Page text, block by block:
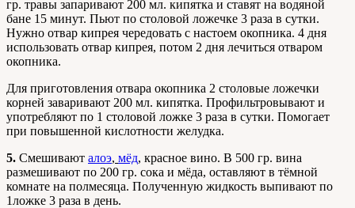
гр. травы запаривают 200 мл. кипятка и ставят на водяной
бане 15 минут. Пьют по столовой ложечке 3 раза в сутки.
Нужно отвар кипрея чередовать с настоем окопника. 4 дня
использовать отвар кипрея, потом 2 дня лечиться отваром
окопника.
Для приготовления отвара окопника 2 столовые ложечки
корней заваривают 200 мл. кипятка. Профильтровывают и
употребляют по 1 столовой ложке 3 раза в сутки. Помогает
при повышенной кислотности желудка.
5. Смешивают алоэ, мёд, красное вино. В 500 гр. вина
размешивают по 200 гр. сока и мёда, оставляют в тёмной
комнате на полмесяца. Полученную жидкость выпивают по
1ложке 3 раза в день.